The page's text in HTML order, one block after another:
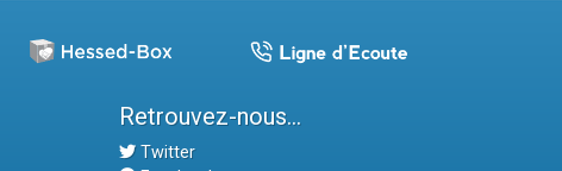
Retrouvez-nous...
Twitter